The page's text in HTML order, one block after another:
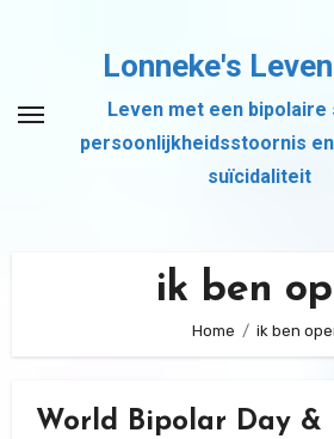
inhoud
Lonneke's
Leven met een bipolaire
persoonlijkheidsstoornis
suïcidaliteit
ik ben
Home ik ben
World Bipolar Day &